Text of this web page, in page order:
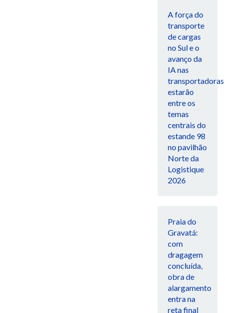
A força do
transporte
de cargas
no Sul e o
avanço da
IA nas
transportadoras
estarão
entre os
temas
centrais do
estande 98
no pavilhão
Norte da
Logistique
2026
Praia do
Gravatá:
com
dragagem
concluída,
obra de
alargamento
entra na
reta final